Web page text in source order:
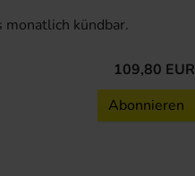
monatlich kündbar.
109,80 EUR
Abonnieren